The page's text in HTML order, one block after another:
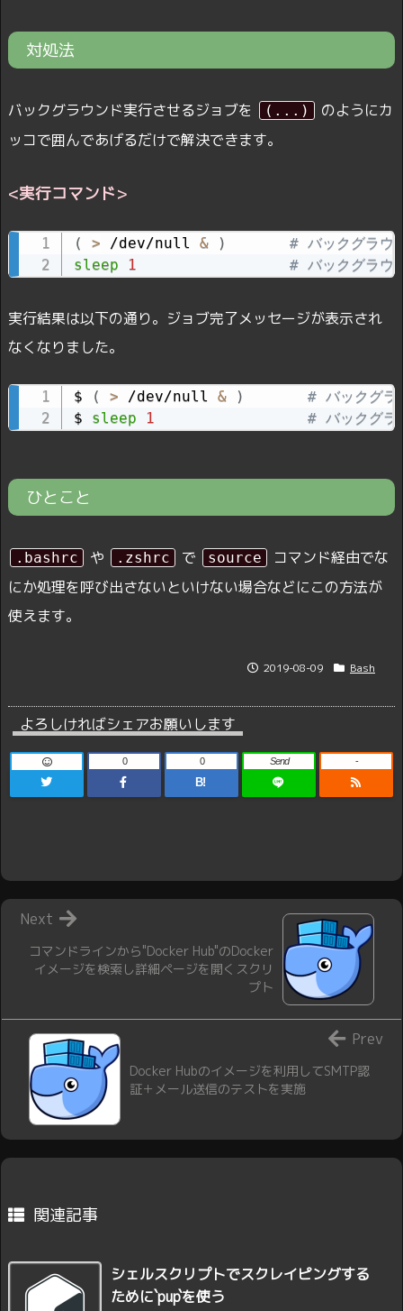
対処法
バックグラウンド実行させるジョブを (...)
のようにカ
ッコで囲んであげるだけで解決できます。
<実行コマンド>
( > /dev/null & )
# バックグラウ
sleep
1 # バックグラウ
実行結果は以下の通り。ジョブ完了メッセージが表示され
なくなりました。
$ ( > /dev/null & )
# バックグラ
$ sleep 1 # バックグラ
ひとこと
.bashrc や .zshrc で source
コマンド経由でな
にか処理を呼び出さないといけない場合などにこの方法が
使えます。
2019-08-09 Bash
よろしければシェアお願いします
0
B!
0 Send -
コマンドラインから"Docker Hub"のDocker
イメージを検索し詳細ページを開くスクリ
プト
Next
Docker Hubのイメージを利用してSMTP認
証＋メール送信のテストを実施
Prev
関連記事
シェルスクリプトでスクレイピングする
ために`pup`を使う